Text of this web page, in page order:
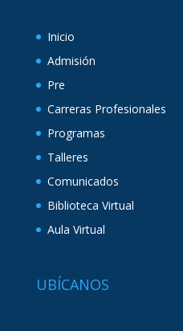
Inicio
Admisión
Pre
Carreras Profesionales
Programas
Talleres
Comunicados
Biblioteca Virtual
Aula Virtual
UBÍCANOS